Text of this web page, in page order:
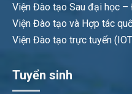
Viện Đào tạo Sau đại học
Viện Đào tạo và Hợp tác
Viện Đào tạo trực tuyến
Tuyển sinh